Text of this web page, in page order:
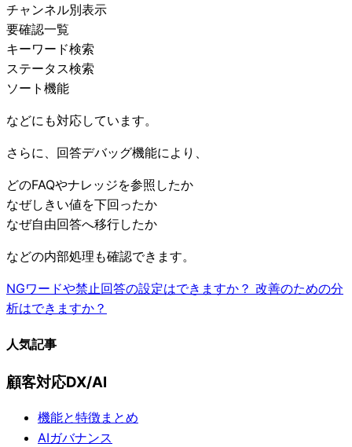
チャンネル別表示
要確認一覧
キーワード検索
ステータス検索
ソート機能
などにも対応しています。
さらに、回答デバッグ機能により、
どのFAQやナレッジを参照したか
なぜしきい値を下回ったか
なぜ自由回答へ移行したか
などの内部処理も確認できます。
NGワードや禁止回答の設定はできますか？ 改善のための分
析はできますか？
人気記事
顧客対応DX/AI
機能と特徴まとめ
AIガバナンス